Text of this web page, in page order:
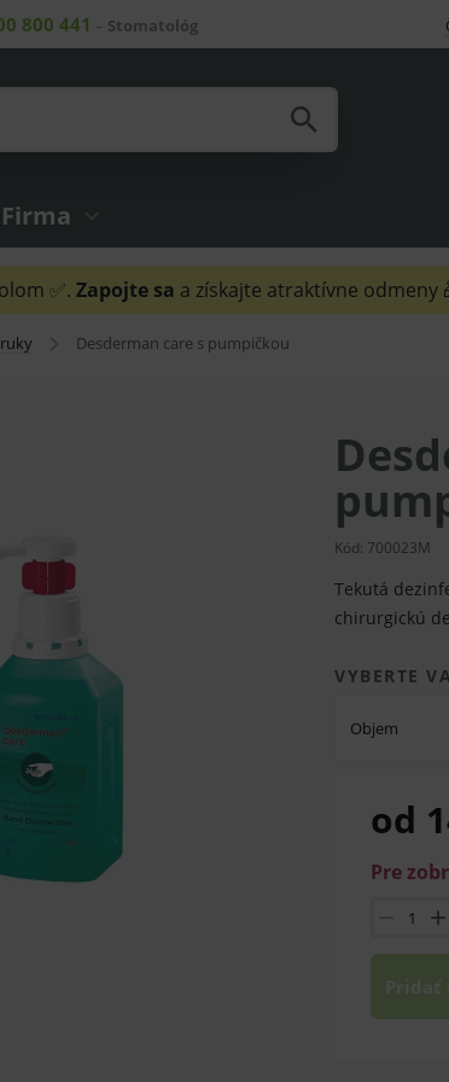
800 441 – Stomatológ
Firma
✅. Zapojte sa a získajte atraktívne odmeny
Desderman care s pumpičkou
Kód: 700023M
Tekutá
chirurgickú
VYBERTE
Objem
od
Pre
Pridať